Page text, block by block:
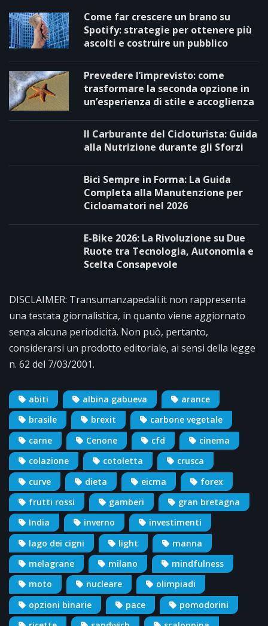
Come far crescere un brano su
Spotify: strategie per ottenere più
ascolti e costruire un pubblico
Prevedere l’imprevisto: come
trasformare la seconda opzione in
un’esperienza di stile e accoglienza
Il Carburante del Cicloturista: Guida
alla Nutrizione durante gli Sforzi
Bici Sempre in Forma: La Guida
Completa alla Manutenzione per
Cicloamatori nel 2026
E-Bike 2026: La Rivoluzione su Due
Ruote tra Tecnologia, Autonomia e
Scelta Consapevole
DISCLAIMER: Transumanzapedali.it non rappresenta
una testata giornalistica, in quanto viene aggiornato
senza alcuna periodicità. Non può, pertanto,
considerarsi un prodotto editoriale, ai sensi della legge
n. 62 del 7/03/2001.
abiti albina gabueva
arance
brasile
brexit
carbone vegetale
carne
Cenone cfd
cinema
colazione
cotoletta
crusca
curve
dieta eicma
forex
frutti rossi
gamberi
gran bretagna
India
inverno
investimenti
lago dei cigni
light
manna
melagrane
milano
mindfulness
moto
nucleare
olimpiadi
opzioni binarie
pace
pomodorini